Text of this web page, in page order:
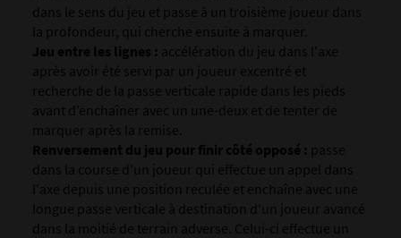
dans le sens du jeu et passe à un troisième joueur dans
la profondeur, qui cherche ensuite à marquer.
Jeu entre les lignes : accélération du jeu dans l'axe
après avoir été servi par un joueur excentré et
recherche de la passe verticale rapide dans les pieds
avant d’enchaîner avec un une-deux et de tenter de
marquer après la remise.
Renversement du jeu pour finir côté opposé : passe
dans la course d'un joueur qui effectue un appel dans
l'axe depuis une position reculée et enchaîne avec une
longue passe verticale à destination d'un joueur avancé
dans la moitié de terrain adverse. Celui-ci effectue un